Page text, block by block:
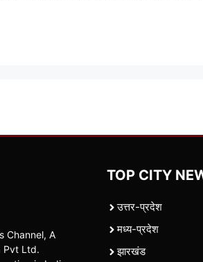
Channel, A
Pvt Ltd.
TOP CITY
उत्तर-प्रदेश
मध्य-प्रदेश
झारखंड